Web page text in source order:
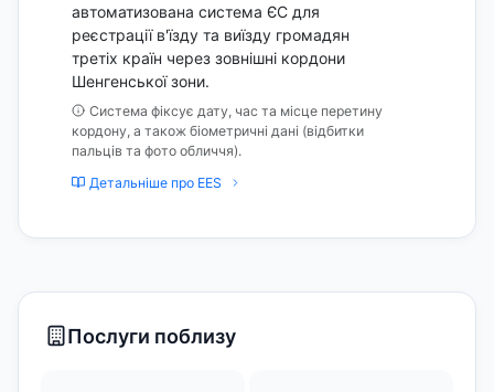
автоматизована система ЄС для
реєстрації в'їзду та виїзду громадян
третіх країн через зовнішні кордони
Шенгенської зони.
Система фіксує дату, час та місце перетину
кордону, а також біометричні дані (відбитки
пальців та фото обличчя).
Детальніше про EES
Послуги поблизу